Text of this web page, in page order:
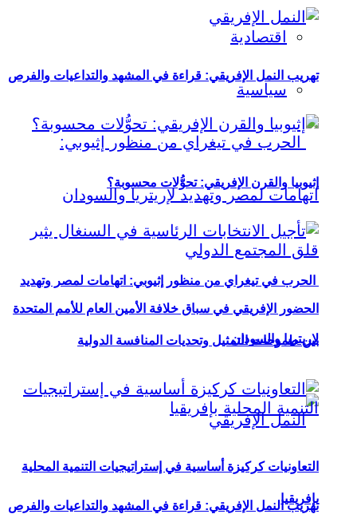
اقتصادية
سياسية
الحرب في تيغراي من منظور إثيوبي: اتهامات لمصر وتهديد
لإريتريا والسودان
تهريب النمل الإفريقي: قراءة في المشهد والتداعيات والفرص
تهريب النمل الإفريقي: قراءة في المشهد والتداعيات والفرص
إثيوبيا والقرن الإفريقي: تحوُّلات محسوبة؟
الحضور الإفريقي في سباق خلافة الأمين العام للأمم المتحدة
بين طموحات التمثيل وتحديات المنافسة الدولية
التعاونيات كركيزة أساسية في إستراتيجيات التنمية المحلية
بإفريقيا